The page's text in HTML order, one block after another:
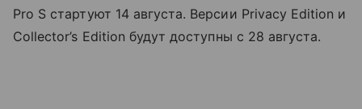
Pro S стартуют 14 августа. Версии Privacy Edition и
Collector’s Edition будут доступны с 28 августа.